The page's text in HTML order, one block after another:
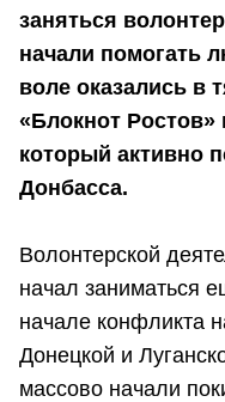
заняться
начали помогать
воле оказались в
«Блокнот
который активно
Донбасса.
Волонтерской
начал заниматься
начале конфликта
Донецкой и
массово начали